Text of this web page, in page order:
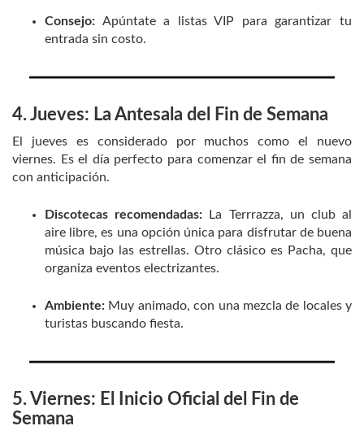
Consejo: Apúntate a listas VIP para garantizar tu
entrada sin costo.
4. Jueves: La Antesala del Fin de Semana
El jueves es considerado por muchos como el nuevo
viernes. Es el día perfecto para comenzar el fin de semana
con anticipación.
Discotecas recomendadas: La Terrrazza, un club al
aire libre, es una opción única para disfrutar de buena
música bajo las estrellas. Otro clásico es Pacha, que
organiza eventos electrizantes.
Ambiente: Muy animado, con una mezcla de locales y
turistas buscando fiesta.
5. Viernes: El Inicio Oficial del Fin de
Semana